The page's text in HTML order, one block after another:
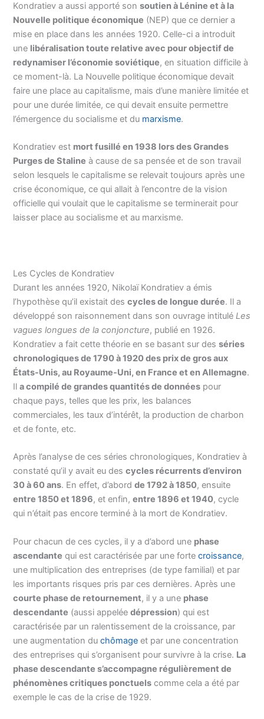
Kondratiev a aussi apporté sonsoutien à Lénine et à la
Nouvelle politique économique (NEP) que ce dernier a
mise en place dans les années 1920. Celle-ci a introduit
une libéralisation toute relative avec pour objectif de
redynamiser l’économie soviétique, en situation difficile à
ce moment-là. La Nouvelle politique économique devait
faire une place au capitalisme, mais d’une manière limitée et
pour une durée limitée, ce qui devait ensuite permettre
l’émergence du socialisme et du marxisme.
Kondratiev est mort fusillé en 1938 lors des Grandes
Purges de Staline à cause de sa pensée et de son travail
selon lesquels le capitalisme se relevait toujours après une
crise économique, ce qui allait à l’encontre de la vision
officielle qui voulait que le capitalisme se terminerait pour
laisser place au socialisme et au marxisme.
Les Cycles de Kondratiev
Durant les années 1920, Nikolaï Kondratiev a émis
l’hypothèse qu’il existait descycles de longue durée. Il a
développé son raisonnement dans son ouvrage intituléLes
vagues longues de la conjoncture, publié en 1926.
Kondratiev a fait cette théorie en se basant sur desséries
chronologiques de 1790 à 1920 des prix de gros aux
États-Unis, au Royaume-Uni, en France et en Allemagne.
Ila compilé de grandes quantités de données pour
chaque pays, telles que les prix, les balances
commerciales, les taux d’intérêt, la production de charbon
et de fonte, etc.
Après l’analyse de ces séries chronologiques, Kondratiev à
constaté qu’il y avait eu descycles récurrents d’environ
30 à 60 ans. En effet, d’abordde 1792 à 1850, ensuite
entre 1850 et 1896, et enfin,entre 1896 et 1940, cycle
qui n’était pas encore terminé à la mort de Kondratiev.
Pour chacun de ces cycles, il y a d’abord une phase
ascendante qui est caractérisée par une fortecroissance,
une multiplication des entreprises (de type familial) et par
les importants risques pris par ces dernières. Après une
courte phase de retournement, il y a une phase
descendante (aussi appeléedépression) qui est
caractérisée par un ralentissement de la croissance, par
une augmentation duchômage et par une concentration
des entreprises qui s’organisent pour survivre à la crise. La
phase descendante s’accompagne régulièrement de
phénomènes critiques ponctuels comme cela a été par
exemple le cas de la crise de 1929.